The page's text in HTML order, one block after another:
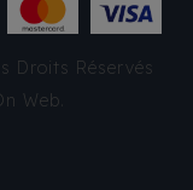
MINI
Droits Réservés
Web